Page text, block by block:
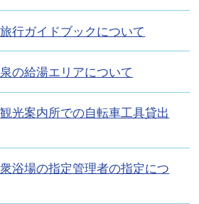
行ガイドブックについて
の給湯エリアについて
光案内所での自転車工具貸出
浴場の指定管理者の指定につ